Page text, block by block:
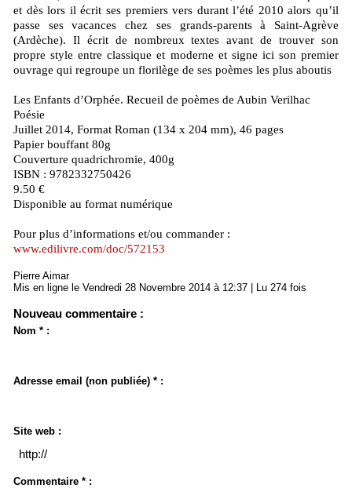
et dès lors il écrit ses premiers vers durant l’été 2010 alors qu’il
passe ses vacances chez ses grands-parents à Saint-Agrève
(Ardèche). Il écrit de nombreux textes avant de trouver son
propre style entre classique et moderne et signe ici son premier
ouvrage qui regroupe un florilège de ses poèmes les plus aboutis
Les Enfants d’Orphée. Recueil de poèmes de Aubin Verilhac
Poésie
Juillet 2014, Format Roman (134 x 204 mm), 46 pages
Papier bouffant 80g
Couverture quadrichromie, 400g
ISBN : 9782332750426
9.50 €
Disponible au format numérique
Pour plus d’informations et/ou commander :
www.edilivre.com/doc/572153
Pierre Aimar
Mis en ligne le Vendredi 28 Novembre 2014 à 12:37 | Lu 274 fois
Nouveau commentaire :
Nom * :
Adresse email (non publiée) * :
Site web :
Commentaire * :